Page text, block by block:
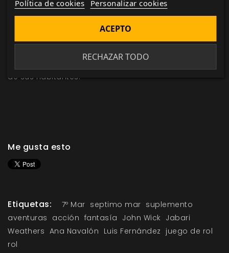
qué lo acosa por la noche. Derroca el hostil gobierno
de sus habitantes!
Me gusta esto
Etiquetas: 7º Mar septimo mar suplemento
aventuras acción fantasía John Wick Jabari
Weathers Ana Navalón Luis Fernández juego de rol
rol
Política de cookies Personalizar cookies
RECHAZAR TODO
ACEPTO